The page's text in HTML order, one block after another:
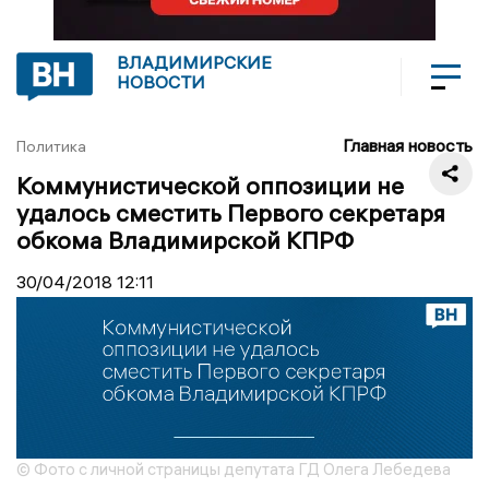
ВЛАДИМИРСКИЕ
НОВОСТИ
Политика Главная новость
Коммунистической оппозиции не
удалось сместить Первого секретаря
обкома Владимирской КПРФ
30/04/2018 12:11
© Фото с личной страницы депутата ГД Олега Лебедева